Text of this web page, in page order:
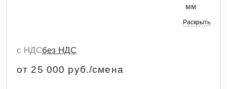
мм
Раскрыть
с НДСбез НДС
от 25 000 руб./смена